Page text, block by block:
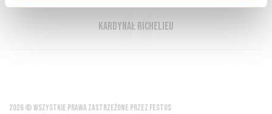
Kardynał Richelieu
2026 © WSZYSTKIE PRAWA ZASTRZEŻONE PRZEZ FESTUS